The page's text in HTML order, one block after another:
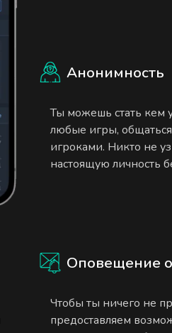
Анонимность
Ты можешь стать кем
любые игры,
игроками. Никто не
настоящую личность
Оповещение
Чтобы ты ничего не
предоставляем